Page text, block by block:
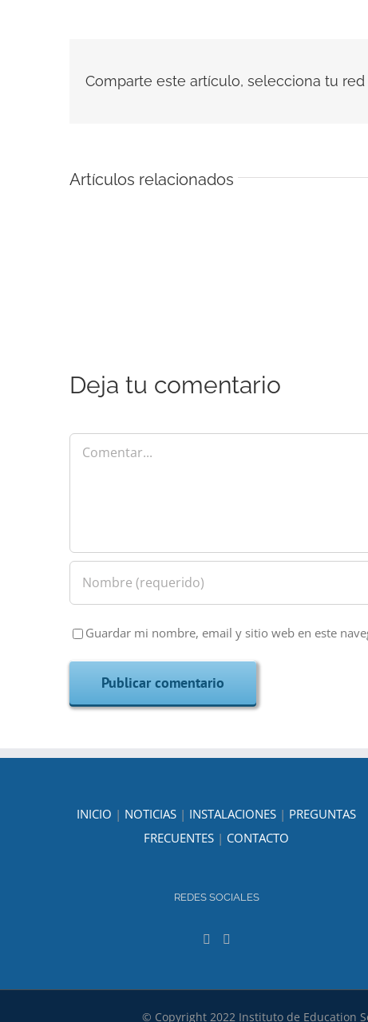
Comparte este artículo, selecciona tu red
Artículos relacionados
Deja tu comentario
Comentar
Guardar mi nombre, email y sitio web en este
INICIO | NOTICIAS | INSTALACIONES | PREGUNTAS
FRECUENTES | CONTACTO
REDES SOCIALES
© Copyright 2022 Instituto de Education